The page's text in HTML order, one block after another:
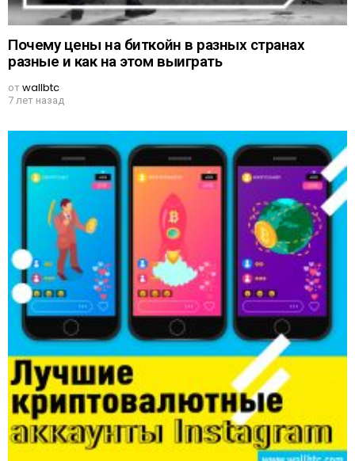
Почему цены на биткойн в разных странах
разные и как на этом выиграть
отwallbtc
7 лет назад